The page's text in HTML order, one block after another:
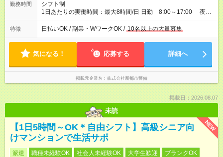
勤務時間
シフト制
1日あたりの実働時間：最大8時間/日 日勤 8:00～17:00 夜
勤 20:00～05:00 ※実働8時間 休憩1時間 週２～３日からＯＫ
（但し平日２日間以上勤務できる方）
特徴 日払いOK / 副業・WワークOK / 10名以上の大量募集
気になる！ 応募する 詳細へ
掲載元企業名 株式会社新都市警備
掲載日：2026.08.07
未読
NEW
【1日5時間～OK＊自由シフト】高級シニア向
けマンションで生活サポ
派遣 職種未経験OK 社会人未経験OK 大学生歓迎
ブランクOK